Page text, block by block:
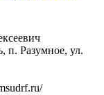
п. Разумное, ул.